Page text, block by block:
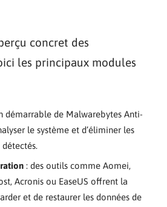
concret des
les principaux modules
démarrable de Malwarebytes Anti-
le système et d’éliminer les
: des outils comme Aomei,
Acronis ou EaseUS offrent la
et de restaurer les données de